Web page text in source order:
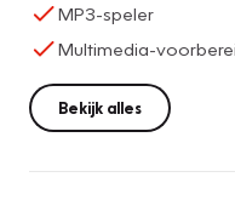
MP3-speler
Multimedia-
Bekijk alles